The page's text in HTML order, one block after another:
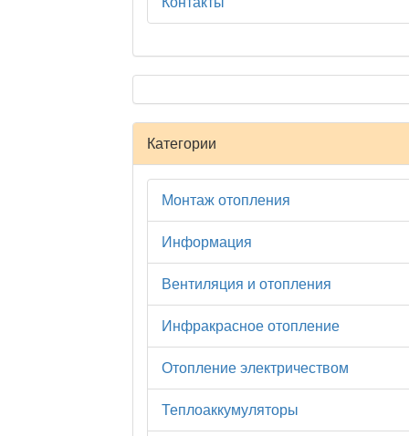
Категории
Монтаж отопления
Информация
Вентиляция и отопления
Инфракрасное отопление
Отопление электричеством
Теплоаккумуляторы